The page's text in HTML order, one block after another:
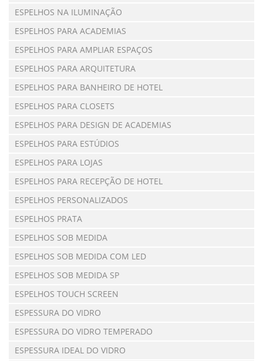
ESPELHOS NA ILUMINAÇÃO
ESPELHOS PARA ACADEMIAS
ESPELHOS PARA AMPLIAR ESPAÇOS
ESPELHOS PARA ARQUITETURA
ESPELHOS PARA BANHEIRO DE HOTEL
ESPELHOS PARA CLOSETS
ESPELHOS PARA DESIGN DE ACADEMIAS
ESPELHOS PARA ESTÚDIOS
ESPELHOS PARA LOJAS
ESPELHOS PARA RECEPÇÃO DE HOTEL
ESPELHOS PERSONALIZADOS
ESPELHOS PRATA
ESPELHOS SOB MEDIDA
ESPELHOS SOB MEDIDA COM LED
ESPELHOS SOB MEDIDA SP
ESPELHOS TOUCH SCREEN
ESPESSURA DO VIDRO
ESPESSURA DO VIDRO TEMPERADO
ESPESSURA IDEAL DO VIDRO